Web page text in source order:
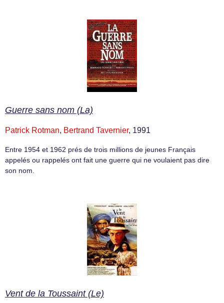
Guerre sans nom (La)
Patrick Rotman, Bertrand Tavernier, 1991
Entre 1954 et 1962 prés de trois millions de jeunes Français
appelés ou rappelés ont fait une guerre qui ne voulaient pas dire
son nom.
Vent de la Toussaint (Le)